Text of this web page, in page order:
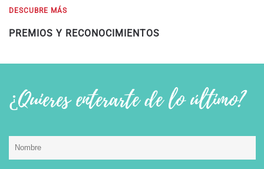
DESCUBRE MÁS
PREMIOS Y RECONOCIMIENTOS
¿Quieres enterarte de lo último?